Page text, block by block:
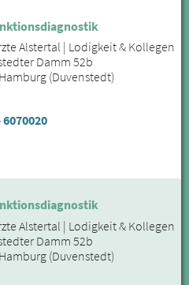
Alstertal | Lodigkeit & Kollegen
Damm 52b
(Duvenstedt)
6070020
Alstertal | Lodigkeit & Kollegen
Damm 52b
(Duvenstedt)